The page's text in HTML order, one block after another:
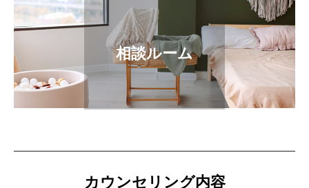
相談ルーム
カウンセリング内容